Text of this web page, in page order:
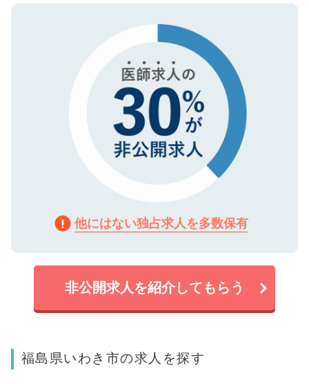
で、機密保持に関してもご安心ください。
ので、まずはご登録ください。
他にはない独占求人を多数保有
非公開求人を紹介してもらう
福島県いわき市の求人を探す